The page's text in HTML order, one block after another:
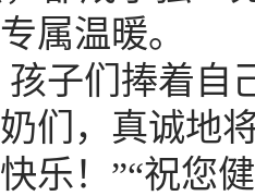
属温暖。
子们捧着自
们，真诚地
乐！”“祝您